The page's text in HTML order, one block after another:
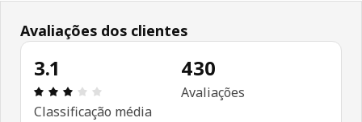
Avaliações dos clientes
3.1
Avaliações: 3.1 de 5 estrelas. Total de
Classificação média
430
Avaliações